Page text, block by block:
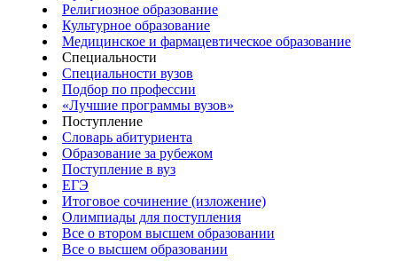
Религиозное образование
Культурное образование
Медицинское и фармацевтическое образование
Специальности
Специальности вузов
Подбор по профессии
«Лучшие программы вузов»
Поступление
Словарь абитуриента
Образование за рубежом
Поступление в вуз
ЕГЭ
Итоговое сочинение (изложение)
Олимпиады для поступления
Все о втором высшем образовании
Все о высшем образовании